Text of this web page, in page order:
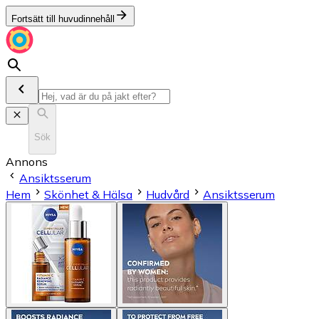
Fortsätt till huvudinnehåll
Sök
Annons
Ansiktsserum
Hem
Skönhet & Hälsa Hudvård Ansiktsserum